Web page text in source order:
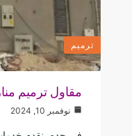
ترميم
مقاول ترميم
نوفمبر 10, 2024